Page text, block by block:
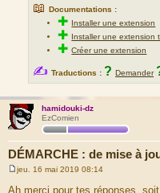
📖 Documentations :
✚ Installer une extension
✚ Installer une extension
✚Créer une extension
✍ Traductions : ? Demander
hamidouki-dz
EzComien
DÉMARCHE : de mise à
M
jeu. 16 mai 2019 08:14
Ah merci pour tes réponses,